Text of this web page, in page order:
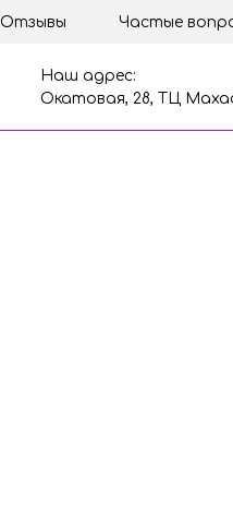
Отзывы Частые
Наш адрес:
Окатовая, 28, ТЦ